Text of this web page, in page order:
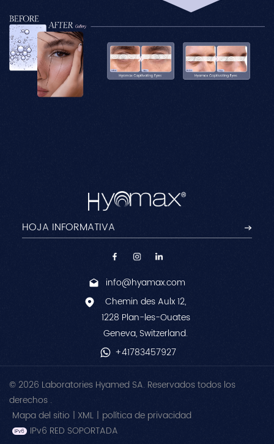
info@hyamax.com
Chemin des Aulx 12,
1228 Plan-les-Ouates
Geneva, Switzerland.
+41783457927
© 2026 Laboratories Hyamed SA. Reservados todos los
derechos .
Mapa del sitio | XML | política de privacidad
IPv6 RED SOPORTADA